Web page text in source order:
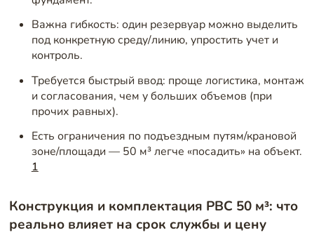
Важна гибкость: один резервуар можно выделить
под конкретную среду/линию, упростить учет и
контроль.
Требуется быстрый ввод: проще логистика, монтаж
и согласования, чем у больших объемов (при
прочих равных).
Есть ограничения по подъездным путям/крановой
зоне/площади — 50 м³ легче «посадить» на объект.
1
Конструкция и комплектация РВС 50 м³: что
реально влияет на срок службы и цену